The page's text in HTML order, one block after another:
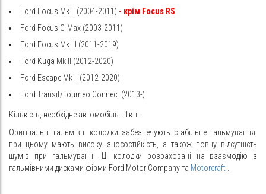
Ford Focus Mk II (2004-2011) - крім Focus RS
Ford Focus C-Max (2003-2011)
Ford Focus Mk III (2011-2019)
Ford Kuga Mk II (2012-2020)
Ford Escape Mk II (2012-2020)
Ford Transit/Tourneo Connect (2013-)
Кількість, необхідне автомобіль - 1к-т.
Оригінальні гальмівні колодки забезпечують стабільне гальмування,
при цьому мають високу зносостійкість, а також повну відсутність
шумів при гальмуванні. Ці колодки розраховані на взаємодію з
гальмівними дисками фірми Ford Motor Company та Motorcraft